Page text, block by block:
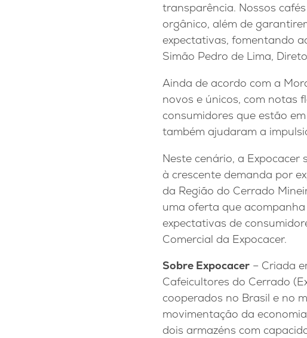
transparência. Nossos
orgânico, além de
expectativas, fomentando
Simão Pedro de Lima,
Ainda de acordo com a
novos e únicos, com notas
consumidores que estão
também ajudaram a
Neste cenário, a
à crescente demanda por
da Região do Cerrado
uma oferta que
expectativas de
Comercial da Expocacer.
Sobre Expocacer – Criada
Cafeicultores do Cerrado
cooperados no Brasil e no
movimentação da
dois armazéns com